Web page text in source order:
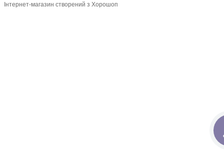
Інтернет-магазин створений з Хорошоп